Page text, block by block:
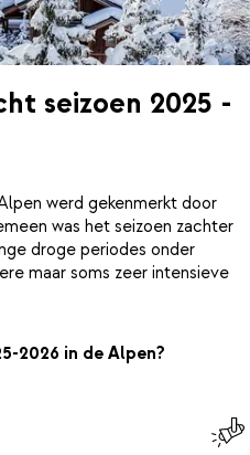
seizoen 2025 -
werd gekenmerkt door
was het seizoen zachter
droge periodes onder
maar soms zeer intensieve
2026 in de Alpen?